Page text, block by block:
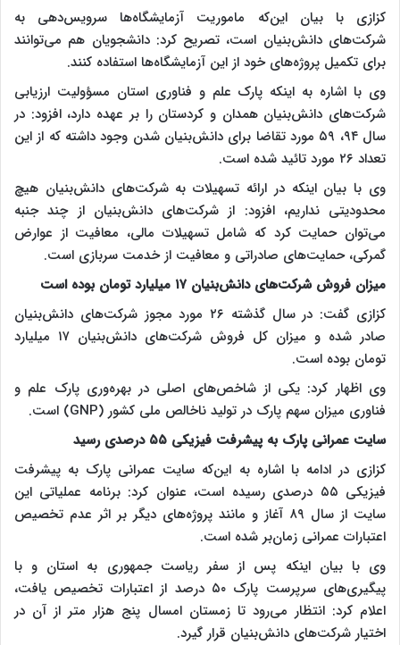
کزازی با بیان این‌که ماموریت آزمایشگاه‌ها سرویس‌دهی به
شرکت‌های دانش‌بنیان است، تصریح کرد: دانشجویان هم می‌توانند
برای تکمیل پروژه‌های خود از این آزمایشگاه‌ها استفاده کنند.
وی با اشاره به اینکه پارک علم و فناوری استان مسؤولیت ارزیابی
شرکت‌های دانش‌بنیان همدان و کردستان را بر عهده دارد، افزود: در
سال ۹۴، ۵۹ مورد تقاضا برای دانش‌بنیان شدن وجود داشته که از این
تعداد ۲۶ مورد تائید شده است.
وی با بیان اینکه در ارائه تسهیلات به شرکت‌های دانش‌بنیان هیچ
محدودیتی نداریم، افزود: از شرکت‌های دانش‌بنیان از چند جنبه
می‌توان حمایت کرد که شامل تسهیلات مالی، معافیت از عوارض
گمرکی، حمایت‌های صادراتی و معافیت از خدمت سربازی است.
میزان فروش شرکت‌های دانش‌بنیان ۱۷ میلیارد تومان بوده است
کزازی گفت: در سال گذشته ۲۶ مورد مجوز شرکت‌های دانش‌بنیان
صادر شده و میزان کل فروش شرکت‌های دانش‌بنیان ۱۷ میلیارد
تومان بوده است.
وی اظهار کرد: یکی از شاخص‌های اصلی در بهره‌وری پارک علم و
فناوری میزان سهم پارک در تولید ناخالص ملی کشور (GNP) است.
سایت عمرانی پارک به پیشرفت فیزیکی ۵۵ درصدی رسید
کزازی در ادامه با اشاره به این‌که سایت عمرانی پارک به پیشرفت
فیزیکی ۵۵ درصدی رسیده است، عنوان کرد: برنامه عملیاتی این
سایت از سال ۸۹ آغاز و مانند پروژه‌های دیگر بر اثر عدم تخصیص
اعتبارات عمرانی زمان‌بر شده است.
وی با بیان اینکه پس از سفر ریاست جمهوری به استان و با
پیگیری‌های سرپرست پارک ۵۰ درصد از اعتبارات تخصیص یافت،
اعلام کرد: انتظار می‌رود تا زمستان امسال پنج هزار متر از آن در
اختیار شرکت‌های دانش‌بنیان قرار گیرد.